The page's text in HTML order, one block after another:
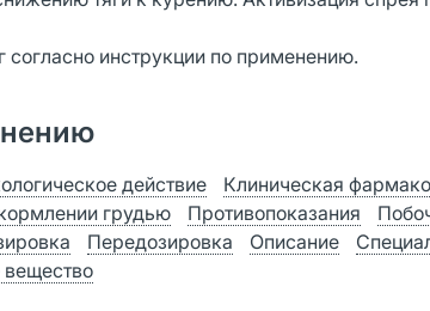
согласно инструкции по применению.
действие Клиническая
грудью
Противопоказания
Передозировка Описание